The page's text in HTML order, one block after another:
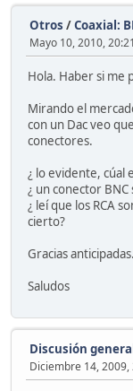
Otros /Coaxial:
Mayo 10, 2010,
Hola. Haber si me
Mirando el
con un Dac veo
conectores.
¿ lo evidente, cúal
¿ un conector
¿ leí que los RCA
cierto?
Gracias anticipadas.
Saludos
Discusión
Diciembre 14, 2009,